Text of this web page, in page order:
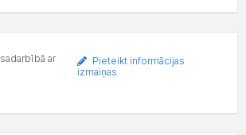
sadarbībā ar
Pieteikt informācijas
izmaiņas